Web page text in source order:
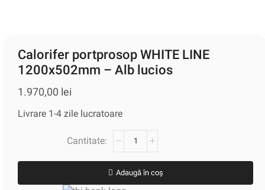
Calorifer portprosop WHITE LINE
1200x502mm – Alb lucios
1.970,00 lei
Livrare 1-4 zile lucratoare
Adaugă în coș